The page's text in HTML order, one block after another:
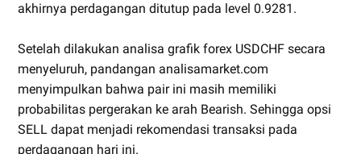
akhirnya perdagangan ditutup pada level 0.9281.
Setelah dilakukan analisa grafik forex USDCHF secara
menyeluruh, pandangan analisamarket.com
menyimpulkan bahwa pair ini masih memiliki
probabilitas pergerakan ke arah Bearish. Sehingga opsi
SELL dapat menjadi rekomendasi transaksi pada
perdagangan hari ini.